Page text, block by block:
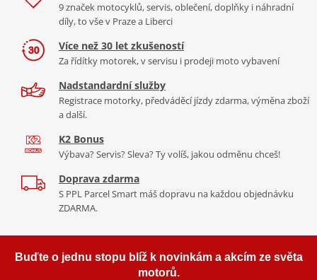
9 značek motocyklů, servis, oblečení, doplňky i náhradní
díly, to vše v Praze a Liberci
Více než 30 let zkušeností
Za řídítky motorek, v servisu i prodeji moto vybavení
Nadstandardní služby
Registrace motorky, předváděcí jízdy zdarma, výměna zboží
a další.
K2 Bonus
Výbava? Servis? Sleva? Ty volíš, jakou odměnu chceš!
Doprava zdarma
S PPL Parcel Smart máš dopravu na každou objednávku
ZDARMA.
Buďte o jednu stopu blíž k novinkám a akcím ze světa
motorů.